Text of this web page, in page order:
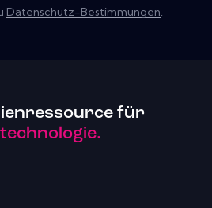
Datenschutz-Bestimmungen.
für